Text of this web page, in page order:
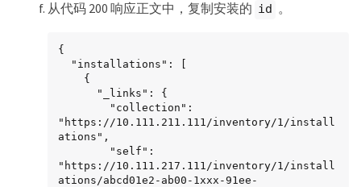
从代码 200 响应正文中，复制安装的 id 。
{
"https://10.111.211.111/inventory/1/install
ations",
"https://10.111.217.111/inventory/1/install
ations/abcd01e2-ab00-1xxx-91ee-